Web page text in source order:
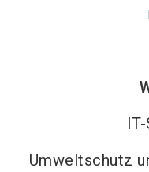
Umweltschutz